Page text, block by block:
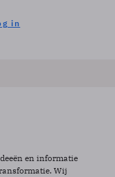
in
en informatie
Wij